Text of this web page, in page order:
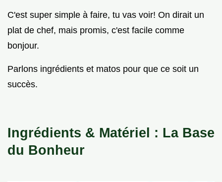
C'est super simple à faire, tu vas voir! On dirait un
plat de chef, mais promis, c'est facile comme
bonjour.
Parlons ingrédients et matos pour que ce soit un
succès.
Ingrédients & Matériel : La Base
du Bonheur